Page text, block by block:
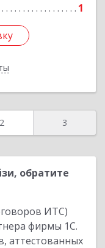
1
Подробнее
2 3
обратите
ИТС)
фирмы 1С.
аттестованных